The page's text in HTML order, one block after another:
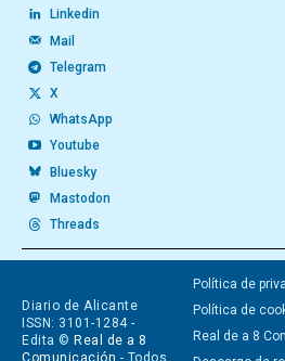
Linkedin
Mail
Telegram
X
WhatsApp
Youtube
Bluesky
Mastodon
Threads
Diario de Alicante
ISSN: 3101-1284 -
Edita © Real de a 8
Política de
Política de
Real de a 8